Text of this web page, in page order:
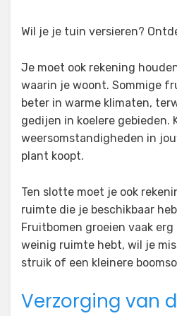
Wil je je tuin versieren?
Je moet ook rekening
waarin je woont. Sommige
beter in warme klimaten,
gedijen in koelere gebieden.
weersomstandigheden in
plant koopt.
Ten slotte moet je ook
ruimte die je beschikbaar
Fruitbomen groeien vaak
weinig ruimte hebt, wil je
struik of een kleinere
Verzorging van